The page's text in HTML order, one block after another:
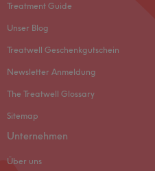
Treatment Guide
Unser Blog
Treatwell Geschenkgutschein
Newsletter Anmeldung
The Treatwell Glossary
Sitemap
Unternehmen
Über uns